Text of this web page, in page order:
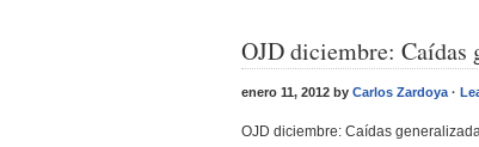
OJD diciembre: Caídas
enero 11, 2012 by Carlos Zardoya ·
OJD diciembre: Caídas